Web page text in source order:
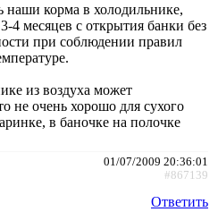
корма в холодильнике,
4 месяцев с открытия банки без
при соблюдении правил
из воздуха может
не очень хорошо для сухого
в баночке на полочке
01/07/2009 20:36:01
#867139
Ответить